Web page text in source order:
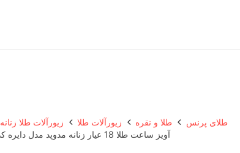
طلای پرنس طلا و نقره زیورآلات طلا زیورآلات طلا زنانه
آویز ساعت طلا 18 عیار زنانه مدوپد مدل دایره کد CA11986